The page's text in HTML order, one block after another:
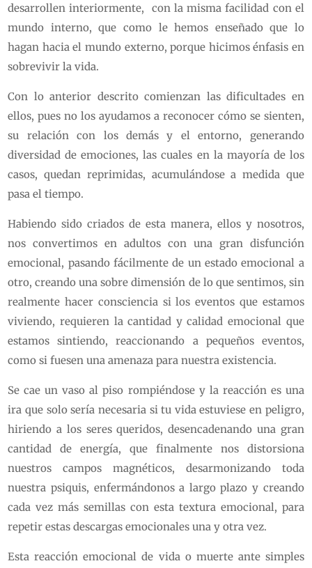
desarrollen interiormente, con la misma facilidad con el
mundo interno, que como le hemos enseñado que lo
hagan hacia el mundo externo, porque hicimos énfasis en
sobrevivir la vida.
Con lo anterior descrito comienzan las dificultades en
ellos, pues no los ayudamos a reconocer cómo se sienten,
su relación con los demás y el entorno, generando
diversidad de emociones, las cuales en la mayoría de los
casos, quedan reprimidas, acumulándose a medida que
pasa el tiempo.
Habiendo sido criados de esta manera, ellos y nosotros,
nos convertimos en adultos con una gran disfunción
emocional, pasando fácilmente de un estado emocional a
otro, creando una sobre dimensión de lo que sentimos, sin
realmente hacer consciencia si los eventos que estamos
viviendo, requieren la cantidad y calidad emocional que
estamos sintiendo, reaccionando a pequeños eventos,
como si fuesen una amenaza para nuestra existencia.
Se cae un vaso al piso rompiéndose y la reacción es una
ira que solo sería necesaria si tu vida estuviese en peligro,
hiriendo a los seres queridos, desencadenando una gran
cantidad de energía, que finalmente nos distorsiona
nuestros campos magnéticos, desarmonizando toda
nuestra psiquis, enfermándonos a largo plazo y creando
cada vez más semillas con esta textura emocional, para
repetir estas descargas emocionales una y otra vez.
Esta reacción emocional de vida o muerte ante simples